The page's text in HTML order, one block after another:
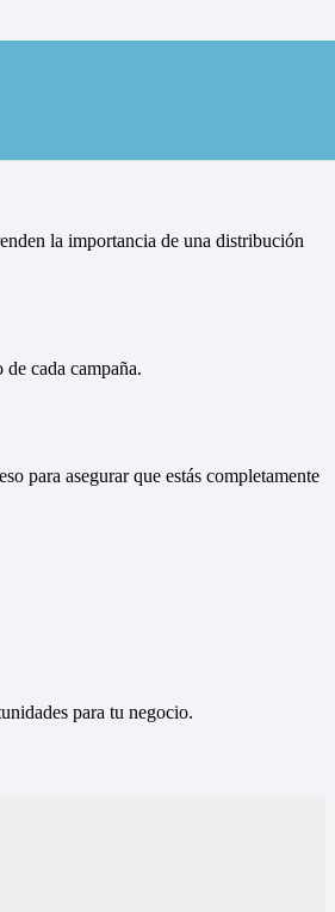
la importancia de una distribución
cada campaña.
para asegurar que estás completamente
para tu negocio.